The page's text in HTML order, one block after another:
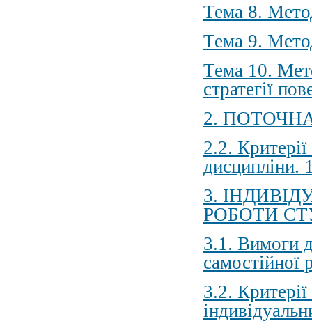
Тема 8.
Тема 9.
Тема 10.
стратегії
2.
2.2.
дисципліни.
3.
РОБОТИ
3.1. Вимоги
самостійної
3.2.